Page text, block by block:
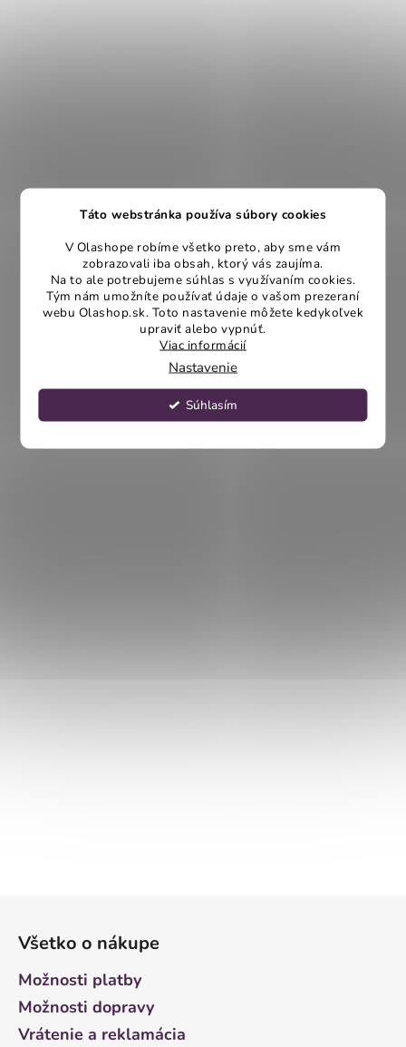
Táto webstránka používa súbory cookies
V Olashope robíme všetko preto, aby sme vám
zobrazovali iba obsah, ktorý vás zaujíma.
Na to ale potrebujeme súhlas s využívaním cookies.
Tým nám umožníte používať údaje o vašom prezeraní
webu Olashop.sk. Toto nastavenie môžete kedykoľvek
upraviť alebo vypnúť.
Viac informácií
Nastavenie
Súhlasím
Všetko o nákupe
Možnosti platby
Možnosti dopravy
Vrátenie a reklamácia